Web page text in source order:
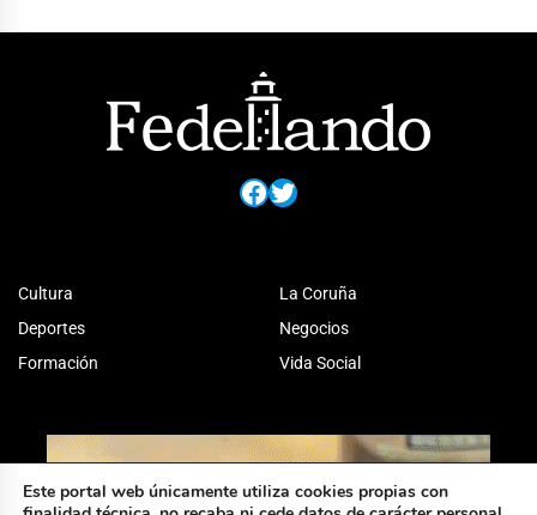
Facebook
Twitter
Cultura
Deportes
Formación
La Coruña
Negocios
Vida Social
Este portal web únicamente utiliza cookies propias con